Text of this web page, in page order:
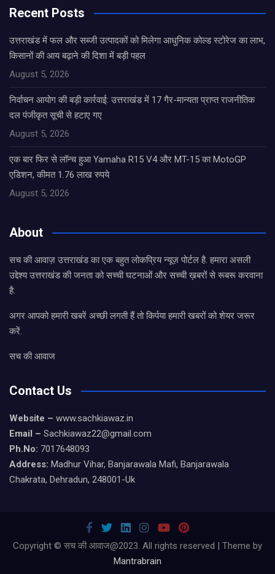
Recent Posts
उत्तराखंड में फल और सब्जी उत्पादकों को मिलेगा आधुनिक कोल्ड स्टोरेज का लाभ,
किसानों की आय बढ़ाने की दिशा में बड़ी पहल
August 5, 2026
निर्वाचन आयोग की बड़ी कार्रवाई: उत्तराखंड में 17 गैर-मान्यता प्राप्त राजनीतिक
दल पंजीकृत सूची से हटाए गए
August 5, 2026
एक बार फिर से लॉन्च हुआ Yamaha R15 V4 और MT-15 का MotoGP
एडिशन, कीमत 1.76 लाख रुपये
August 5, 2026
About
सच की आवाज़ उत्तराखंड का एक बहुत लोकप्रिय न्यूज़ पोर्टल है. हमारा असली
उद्देश्य उत्तराखंड की जनता को सच्ची घटनाओं और सच्ची ख़बरों से रूबरू करवाना
है.
अगर आपको हमारी खबरें अच्छी लगती हैं तो किर्पया हमारी खबरों को शेयर जरूर
करें.
सच की आवाज
Contact Us
Website – www.sachkiawaz.in
Email – Sachkiawaz22@gmail.com
Ph.No: 7017648093
Address: Madhur Vihar, Banjarawala Mafi, Banjarawala
Chakrata, Dehradun, 248001-Uk
Copyright © सच की आवाज@2023. All rights reserved | Theme by
Mantrabrain